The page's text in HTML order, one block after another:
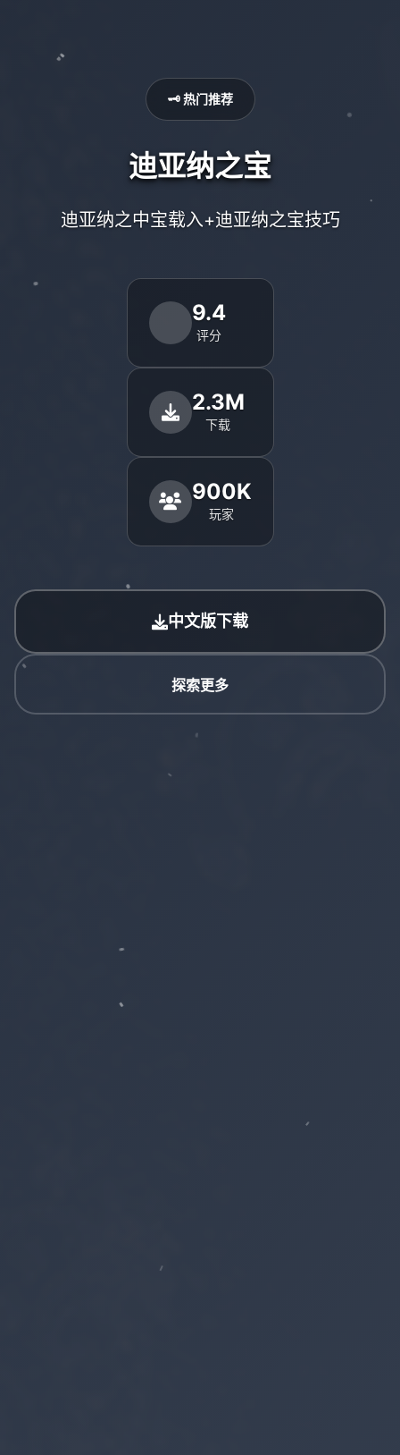
🗝️ 热门推荐
迪亚纳之宝
迪亚纳之中宝载入+迪亚纳之宝技巧
9.4
评分
2.3M
下载
900K
玩家
中文版下载
探索更多